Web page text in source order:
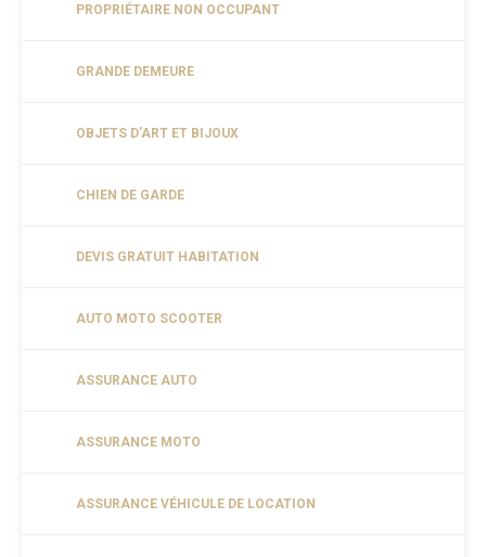
PROPRIÉTAIRE NON OCCUPANT
GRANDE DEMEURE
OBJETS D’ART ET BIJOUX
CHIEN DE GARDE
DEVIS GRATUIT HABITATION
AUTO MOTO SCOOTER
ASSURANCE AUTO
ASSURANCE MOTO
ASSURANCE VÉHICULE DE LOCATION